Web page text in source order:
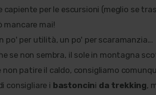
capiente per le escursioni (meglio se
mancare mai!
po' per utilità, un po' per scaramanzia...
se non sembra, il sole in montagna
patire il caldo, consigliamo
consigliare i bastoncini da trekking,